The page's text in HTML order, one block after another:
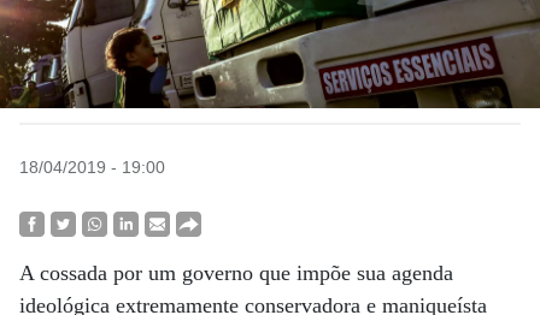
18/04/2019 - 19:00
A cossada por um governo que impõe sua agenda
ideológica extremamente conservadora e maniqueísta